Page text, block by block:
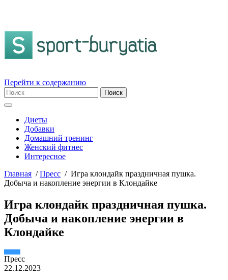
Перейти к содержанию
Диеты
Добавки
Домашний тренинг
Женский фитнес
Интересное
Главная /Пресс / Игра клондайк праздничная пушка.
Добыча и накопление энергии в Клондайке
Игра клондайк праздничная пушка.
Добыча и накопление энергии в
Клондайке
Пресс
22.12.2023